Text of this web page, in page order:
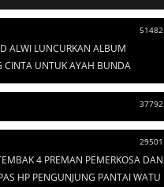
51482
ALWI LUNCURKAN ALBUM
CINTA UNTUK AYAH BUNDA
37792
29501
4 PREMAN PEMERKOSA DAN
HP PENGUNJUNG PANTAI WATU